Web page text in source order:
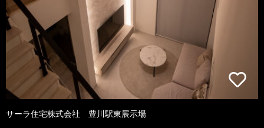
サーラ住宅株式会社 豊川駅東展示場